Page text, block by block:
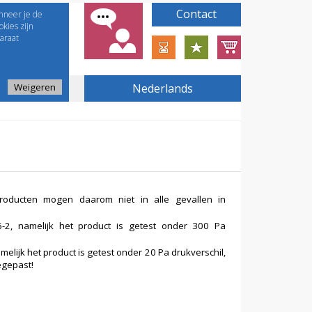
je de
zijn
Weigeren Nederlands
Contact
mogen daarom niet in alle gevallen in
2, namelijk het product is getest onder 300 Pa
het product is getest onder 20 Pa drukverschil,